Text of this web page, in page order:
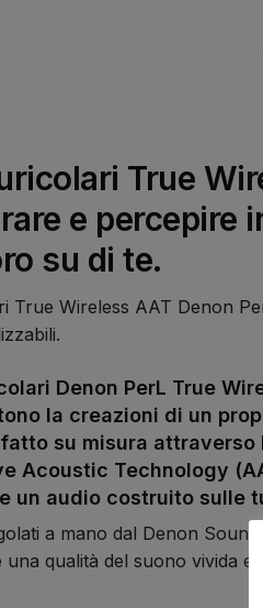
True
e percepire
su di te.
True Wireless AAT Denon
Denon PerL True
la creazioni di un
su misura attraverso
Acoustic Technology
un audio costruito sulle
a mano dal Denon Sound
una qualità del suono vivida e